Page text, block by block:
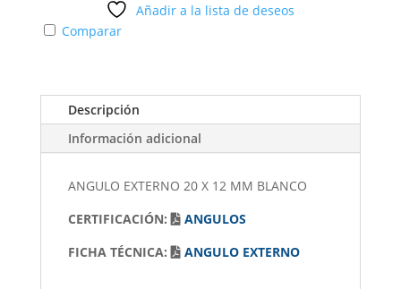
Añadir a la lista de deseos
Comparar
Descripción
Información adicional
ANGULO EXTERNO 20 X 12 MM BLANCO
CERTIFICACIÓN:
ANGULOS
FICHA TÉCNICA:
ANGULO EXTERNO